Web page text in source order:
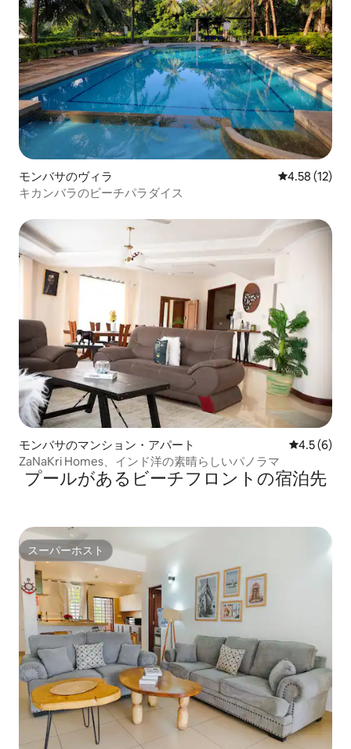
モンバサのヴィラ レビュー12
4.58 (12)
キカンバラのビーチパラダイス
モンバサのマンション・アパート レビュー6
4.5 (6)
ZaNaKri Homes、インド洋の素晴らしいパノラマ
プールがあるビーチフロントの宿泊先
スーパーホスト
スーパーホスト